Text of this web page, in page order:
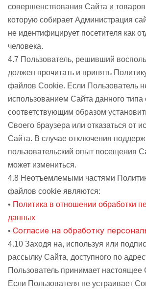
совершенствования Сайта и
которую собирает Администрация
не идентифицирует посетителя как
человека.
4.7 Пользователь, решивший
должен прочитать и принять
файлов Cookie. Если Пользователь
использованием Сайта данного
соответствующим образом
Своего браузера или отказаться от
Сайта. В случае отключения
пользовательский опыт посещения
может измениться.
4.8 Неотъемлемыми частями
файлов cookie являются:
• Политика в отношении обработки
данных
• Согласие на обработку
4.10 Заходя на, используя или
рассылку Сайта, доступного по
Пользователь принимает
Если Пользователя не устраивает